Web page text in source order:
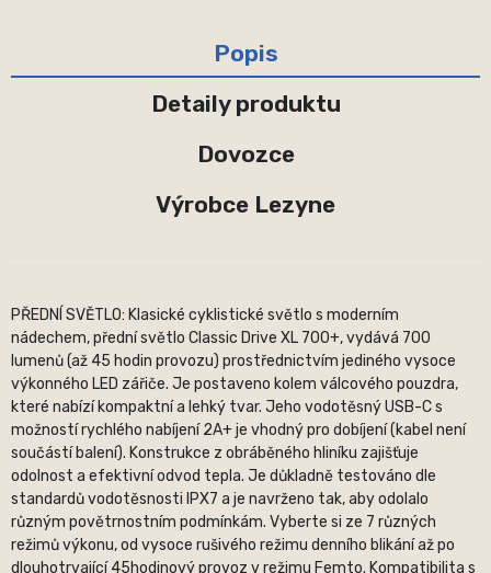
Popis
Detaily produktu
Dovozce
Výrobce Lezyne
PŘEDNÍ SVĚTLO: Klasické cyklistické světlo s moderním
nádechem, přední světlo Classic Drive XL 700+, vydává 700
lumenů (až 45 hodin provozu) prostřednictvím jediného vysoce
výkonného LED zářiče. Je postaveno kolem válcového pouzdra,
které nabízí kompaktní a lehký tvar. Jeho vodotěsný USB-C s
možností rychlého nabíjení 2A+ je vhodný pro dobíjení (kabel není
součástí balení). Konstrukce z obráběného hliníku zajišťuje
odolnost a efektivní odvod tepla. Je důkladně testováno dle
standardů vodotěsnosti IPX7 a je navrženo tak, aby odolalo
různým povětrnostním podmínkám. Vyberte si ze 7 různých
režimů výkonu, od vysoce rušivého režimu denního blikání až po
dlouhotrvající 45hodinový provoz v režimu Femto. Kompatibilita s